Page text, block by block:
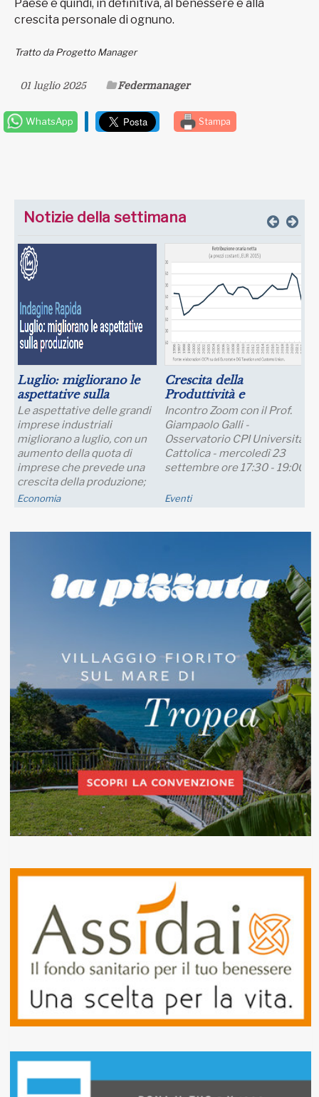
Paese e quindi, in definitiva, al benessere e alla
crescita personale di ognuno.
Tratto da Progetto Manager
01 luglio 2025 Federmanager
WhatsApp Stampa
Notizie della settimana
Luglio: migliorano le
aspettative sulla
produzione
Le aspettative delle grandi
imprese industriali
migliorano a luglio, con un
aumento della quota di
imprese che prevede una
crescita della produzione;
nei..
Economia
Crescita della
Produttività e
Prospettive Salariali
Incontro Zoom con il Prof.
Giampaolo Galli -
Osservatorio CPI Università
Cattolica - mercoledì 23
settembre ore 17:30 - 19:00
Eventi